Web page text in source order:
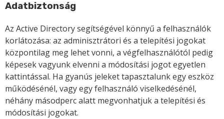
Adatbiztonság
Az Active Directory segítségével könnyű a felhasználók
korlátozása: az adminisztrátori és a telepítési jogokat
központilag meg lehet vonni, a végfelhasználótól pedig
képesek vagyunk elvenni a módosítási jogot egyetlen
kattintással. Ha gyanús jeleket tapasztalunk egy eszköz
működésénél, vagy egy felhasználó viselkedésénél,
néhány másodperc alatt megvonhatjuk a telepítési és
módosítási jogokat.